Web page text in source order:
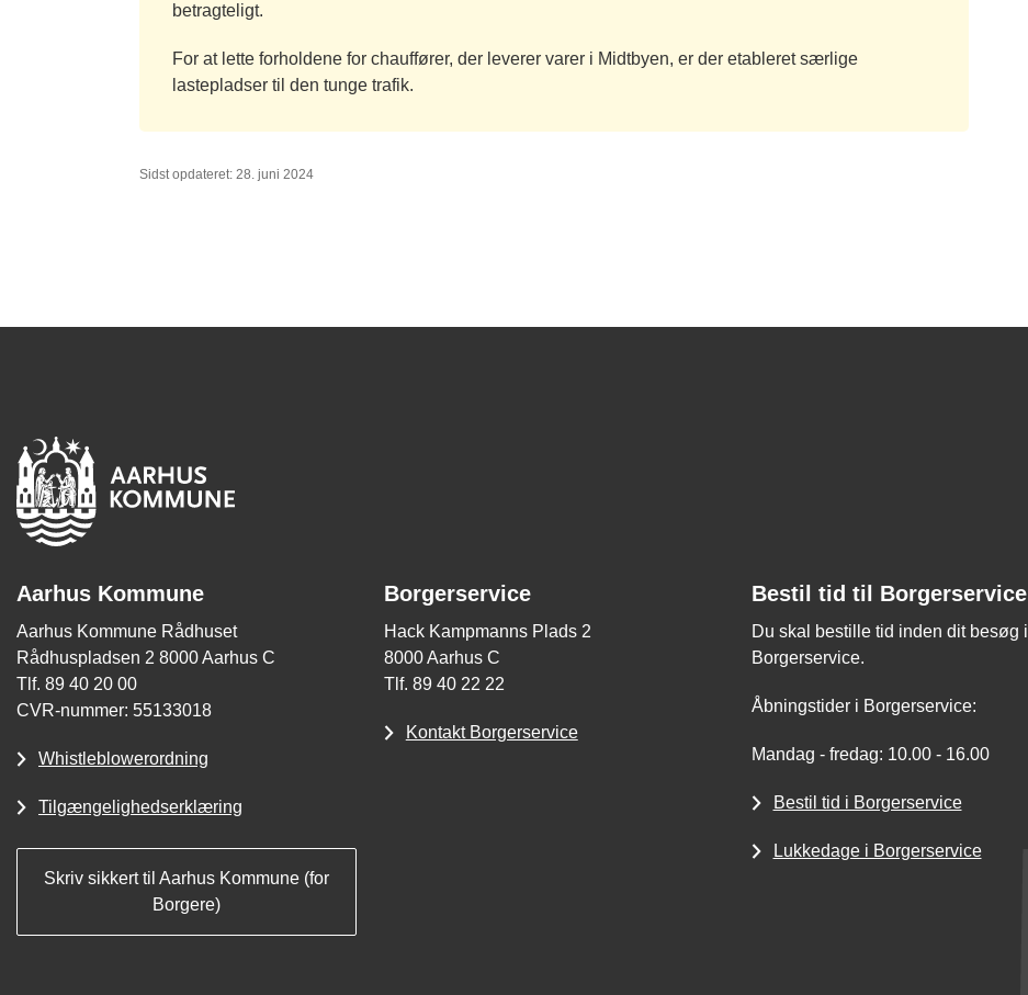
betragteligt.
For at lette forholdene for chauffører, der leverer varer i Midtbyen, er der etableret særlige
lastepladser til den tunge trafik.
Sidst opdateret: 28. juni 2024
Aarhus Kommune
Aarhus Kommune Rådhuset
Rådhuspladsen 2 8000 Aarhus C
Tlf. 89 40 20 00
CVR-nummer: 55133018
Whistleblowerordning
Tilgængelighedserklæring
Skriv sikkert til Aarhus Kommune (for
Borgere)
Borgerservice
Hack Kampmanns Plads 2
8000 Aarhus C
Tlf. 89 40 22 22
Kontakt Borgerservice
Bestil tid til Borgerservice
Du skal bestille tid inden dit besøg i
Borgerservice.
Åbningstider i Borgerservice:
Mandag - fredag: 10.00 - 16.00
Bestil tid i Borgerservice
Lukkedage i Borgerservice